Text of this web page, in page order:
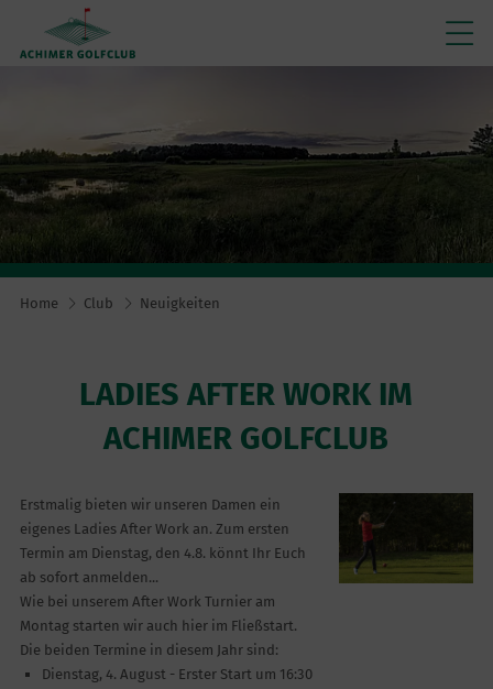
Home Club Neuigkeiten
LADIES AFTER WORK IM
ACHIMER GOLFCLUB
Erstmalig bieten wir unseren Damen ein
eigenes Ladies After Work an. Zum ersten
Termin am Dienstag, den 4.8. könnt Ihr Euch
ab sofort anmelden...
Wie bei unserem After Work Turnier am
Montag starten wir auch hier im Fließstart.
Die beiden Termine in diesem Jahr sind:
Dienstag, 4. August - Erster Start um 16:30